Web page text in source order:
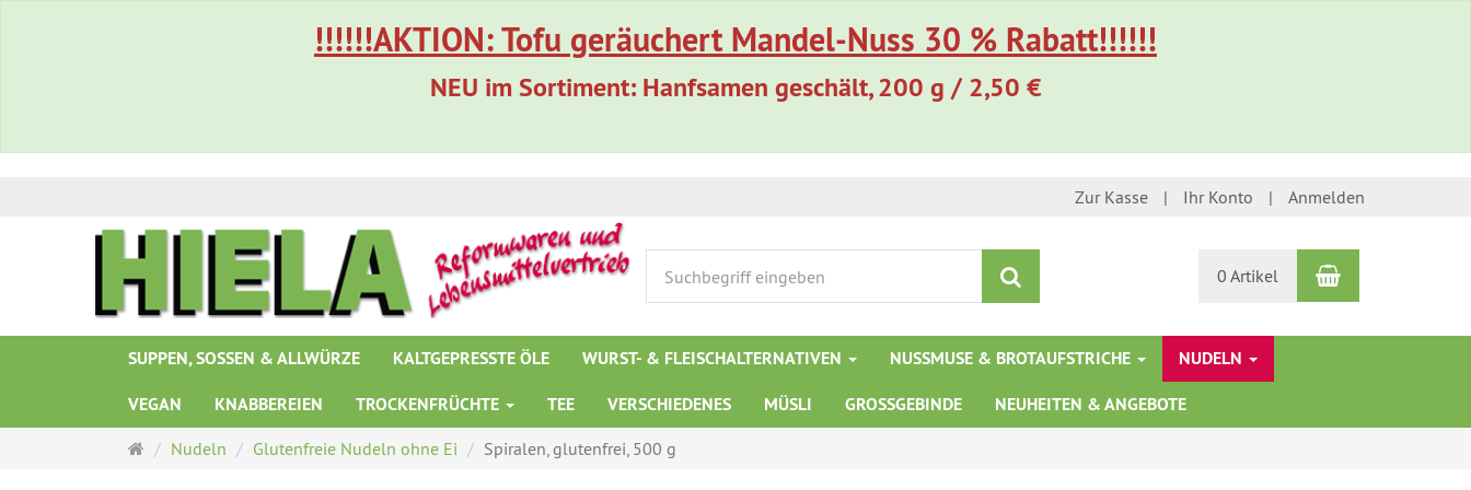
!!!!!!AKTION: Tofu geräuchert Mandel-Nuss 30 % Rabatt!!!!!!
NEU im Sortiment: Hanfsamen geschält, 200 g / 2,50 €
Zur Kasse Ihr Konto Anmelden
0 Artikel Warenkorb
SUPPEN, SOSSEN & ALLWÜRZE KALTGEPRESSTE ÖLE WURST- & FLEISCHALTERNATIVEN NUSSMUSE & BROTAUFSTRICHE
NUDELN
VEGAN
KNABBEREIEN TROCKENFRÜCHTE TEE VERSCHIEDENES MÜSLI GROSSGEBINDE NEUHEITEN & ANGEBOTE
Startseite
Nudeln Glutenfreie Nudeln ohne Ei Spiralen, glutenfrei, 500 g